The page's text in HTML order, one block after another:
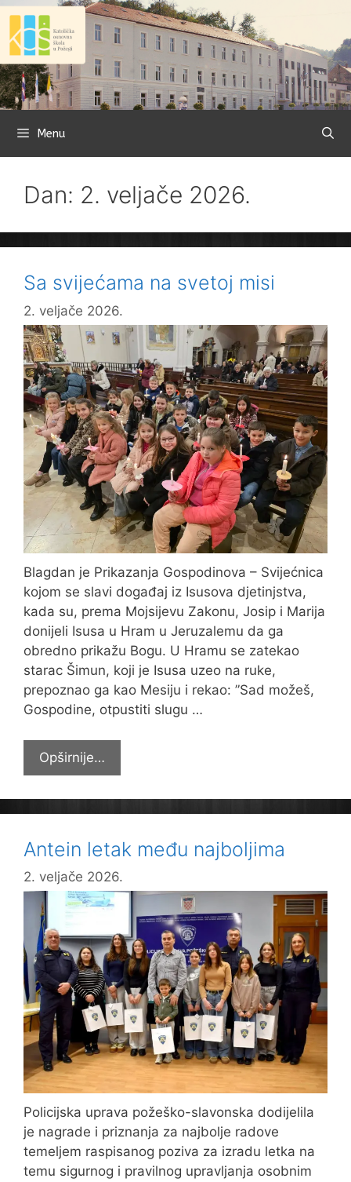
Preskoči
sadržaj
Menu
Dan: 2. veljače 2026.
Sa svijećama na svetoj misi
2. veljače 2026.
Blagdan je Prikazanja Gospodinova – Svijećnica
kojom se slavi događaj iz Isusova djetinjstva,
kada su, prema Mojsijevu Zakonu, Josip i Marija
donijeli Isusa u Hram u Jeruzalemu da ga
obredno prikažu Bogu. U Hramu se zatekao
starac Šimun, koji je Isusa uzeo na ruke,
prepoznao ga kao Mesiju i rekao: ”Sad možeš,
Gospodine, otpustiti slugu …
Opširnije…
svijećama
na
svetoj
Antein letak među najboljima
2. veljače 2026.
Policijska uprava požeško-slavonska dodijelila
je nagrade i priznanja za najbolje radove
temeljem raspisanog poziva za izradu letka na
temu sigurnog i pravilnog upravljanja osobnim